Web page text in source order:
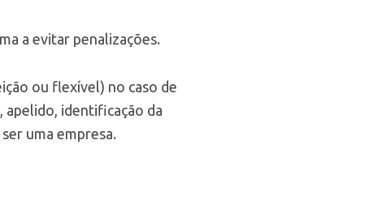
a evitar penalizações.
ou flexível) no caso de
apelido, identificação da
uma empresa.